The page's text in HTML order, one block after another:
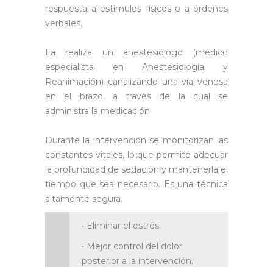
respuesta a estímulos físicos o a órdenes
verbales.
La realiza un anestesiólogo (médico
especialista en Anestesiología y
Reanimación) canalizando una vía venosa
en el brazo, a través de la cual se
administra la medicación.
Durante la intervención se monitorizan las
constantes vitales, lo que permite adecuar
la profundidad de sedación y mantenerla el
tiempo que sea necesario. Es una técnica
altamente segura.
• Eliminar el estrés.
• Mejor control del dolor
posterior a la intervención.